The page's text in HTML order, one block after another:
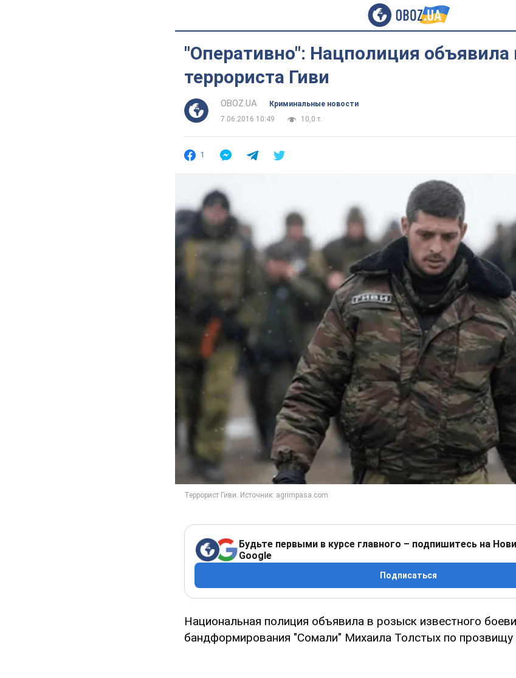
"Оперативно": Нацполиция объявила
террориста Гиви
OBOZ.UA
Криминальные новости
7.06.2016 10:49
10,0 т.
1
Будьте первыми в курсе главного – подпишитесь на
Google
Подписаться
Национальная полиция объявила в розыск известного
бандформирования "Сомали" Михаила Толстых по прозвищу